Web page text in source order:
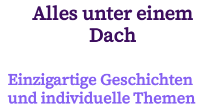
Alles unter einem
Dach
Einzigartige Geschichten
und individuelle Themen